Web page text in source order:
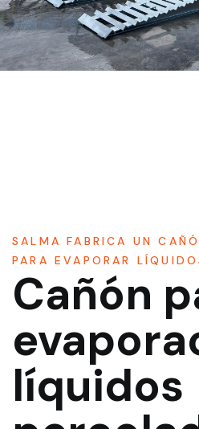
SALMA FABRICA UN
PARA EVAPORAR
Cañón
líquidos